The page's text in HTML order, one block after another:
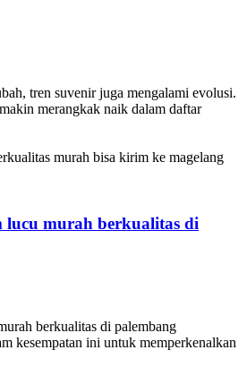
tren suvenir juga mengalami evolusi.
merangkak naik dalam daftar
lucu murah berkualitas di
berkualitas di palembang
kesempatan ini untuk memperkenalkan